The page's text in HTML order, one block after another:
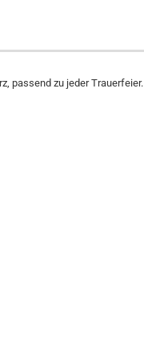
passend zu jeder Trauerfeier.